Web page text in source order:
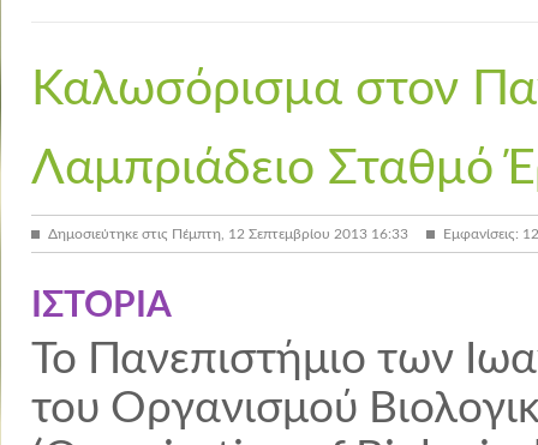
Καλωσόρισμα στον
Λαμπριάδειο Σταθμό
Δημοσιεύτηκε στις Πέμπτη, 12 Σεπτεμβρίου 2013 16:33 Εμφανίσεις:
ΙΣΤΟΡΙΑ
Το Πανεπιστήμιο των
του Οργανισμού